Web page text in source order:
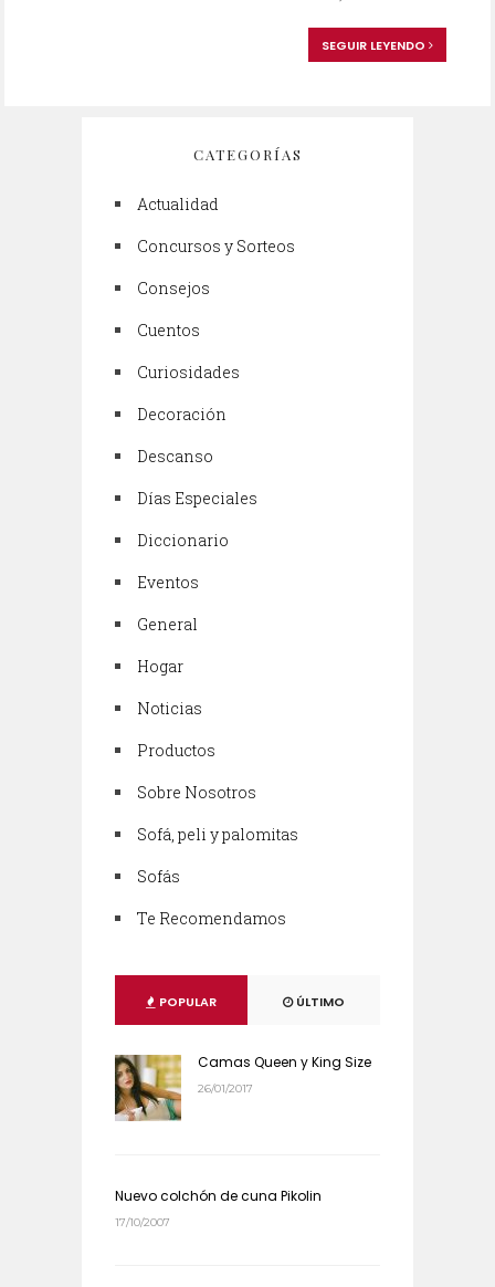
SEGUIR LEYENDO
CATEGORÍAS
Actualidad
Concursos y Sorteos
Consejos
Cuentos
Curiosidades
Decoración
Descanso
Días Especiales
Diccionario
Eventos
General
Hogar
Noticias
Productos
Sobre Nosotros
Sofá, peli y palomitas
Sofás
Te Recomendamos
POPULAR ÚLTIMO
Camas Queen y King Size
26/01/2017
Nuevo colchón de cuna Pikolin
17/10/2007